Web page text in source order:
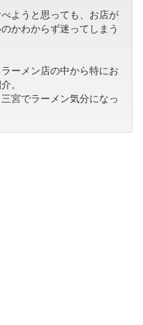
ようと思っても、お店が
かわからず迷ってしまう
ーメン店の中から特にお
。
宮でラーメン気分になっ